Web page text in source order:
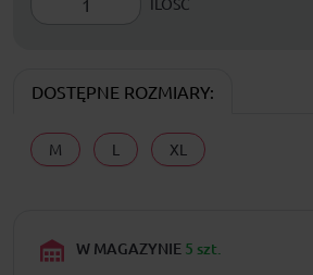
DOSTĘPNE ROZMIARY:
M L XL
W MAGAZYNIE 5 szt.